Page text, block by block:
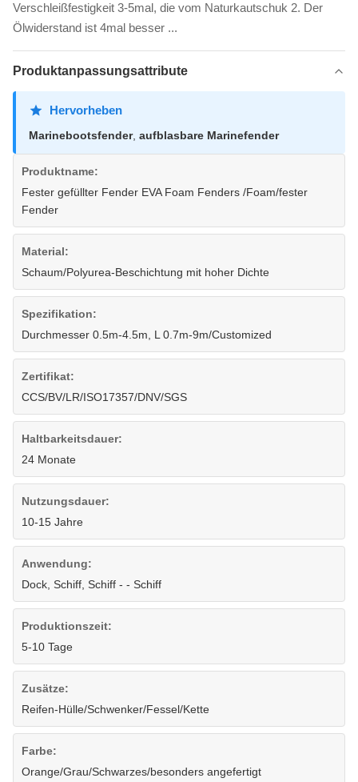
Verschleißfestigkeit 3-5mal, die vom Naturkautschuk 2. Der
Ölwiderstand ist 4mal besser ...
Produktanpassungsattribute
Hervorheben
Marinebootsfender, aufblasbare Marinefender
Produktname:
Fester gefüllter Fender EVA Foam Fenders /Foam/fester
Fender
Material:
Schaum/Polyurea-Beschichtung mit hoher Dichte
Spezifikation:
Durchmesser 0.5m-4.5m, L 0.7m-9m/Customized
Zertifikat:
CCS/BV/LR/ISO17357/DNV/SGS
Haltbarkeitsdauer:
24 Monate
Nutzungsdauer:
10-15 Jahre
Anwendung:
Dock, Schiff, Schiff - - Schiff
Produktionszeit:
5-10 Tage
Zusätze:
Reifen-Hülle/Schwenker/Fessel/Kette
Farbe:
Orange/Grau/Schwarzes/besonders angefertigt